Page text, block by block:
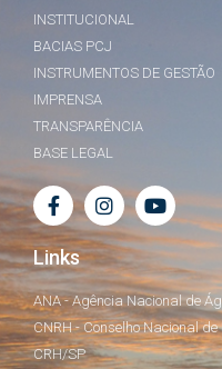
INSTITUCIONAL
BACIAS PCJ
INSTRUMENTOS DE GESTÃO
IMPRENSA
TRANSPARÊNCIA
BASE LEGAL
Links
ANA - Agência Nacional de
CNRH - Conselho Nacional
CRH/SP